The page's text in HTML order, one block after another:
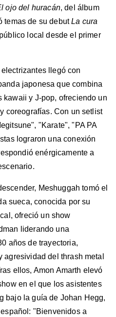
ojo del huracán, del álbum
temas de su debutLa cura
local desde el primer
llegó con
japonesa que combina
kawaii y J-pop, ofreciendo un
coreografías. Con un setlist
"Karate", "PA PA
lograron una conexión
enérgicamente a
Meshuggah tomó el
sueca, conocida por su
ofreció un show
liderando una
años de trayectoria,
agresividad del thrash metal
ellos, Amon Amarth elevó
en el que los asistentes
bajo la guía de Johan Hegg,
"Bienvenidos a